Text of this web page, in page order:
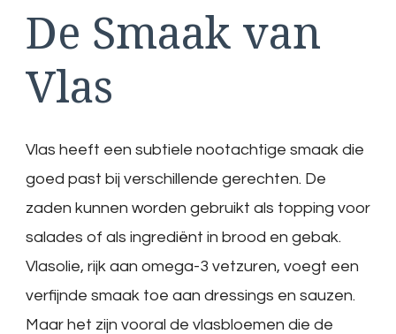
De Smaak van
Vlas
Vlas heeft een subtiele nootachtige smaak die
goed past bij verschillende gerechten. De
zaden kunnen worden gebruikt als topping voor
salades of als ingrediënt in brood en gebak.
Vlasolie, rijk aan omega-3 vetzuren, voegt een
verfijnde smaak toe aan dressings en sauzen.
Maar het zijn vooral de vlasbloemen die de